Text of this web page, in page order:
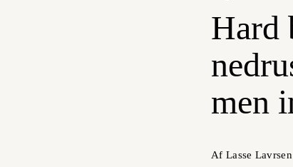
Hard
men
Af Lasse Lavrsen